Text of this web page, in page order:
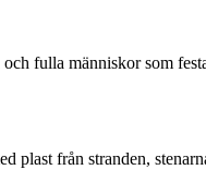
fulla människor som
plast från stranden,